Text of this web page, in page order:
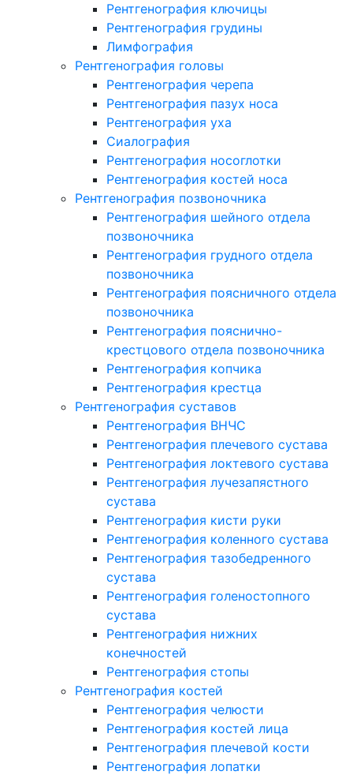
Рентгенография ключицы
Рентгенография грудины
Лимфография
Рентгенография головы
Рентгенография черепа
Рентгенография пазух носа
Рентгенография уха
Сиалография
Рентгенография носоглотки
Рентгенография костей носа
Рентгенография позвоночника
Рентгенография шейного отдела
позвоночника
Рентгенография грудного отдела
позвоночника
Рентгенография поясничного отдела
позвоночника
Рентгенография пояснично-
крестцового отдела позвоночника
Рентгенография копчика
Рентгенография крестца
Рентгенография суставов
Рентгенография ВНЧС
Рентгенография плечевого сустава
Рентгенография локтевого сустава
Рентгенография лучезапястного
сустава
Рентгенография кисти руки
Рентгенография коленного сустава
Рентгенография тазобедренного
сустава
Рентгенография голеностопного
сустава
Рентгенография нижних
конечностей
Рентгенография стопы
Рентгенография костей
Рентгенография челюсти
Рентгенография костей лица
Рентгенография плечевой кости
Рентгенография лопатки